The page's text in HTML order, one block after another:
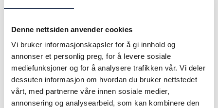
Denne nettsiden anvender cookies
Vi bruker informasjonskapsler for å gi innhold og
annonser et personlig preg, for å levere sosiale
mediefunksjoner og for å analysere trafikken vår. Vi deler
dessuten informasjon om hvordan du bruker nettstedet
vårt, med partnerne våre innen sosiale medier,
annonsering og analysearbeid, som kan kombinere den
en vei å gå før vi ser like mange kvinner som menn
kvinner i større roller, legger hun til. Kanskje er hun
en av dem som finner veien til toppen om noen år.
Med bakgrunn som blant annet boksetrener, er
hun i alle fall tøff nok.